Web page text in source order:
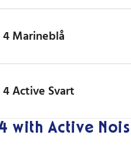
4 Marineblå
4 Active Svart
with Active